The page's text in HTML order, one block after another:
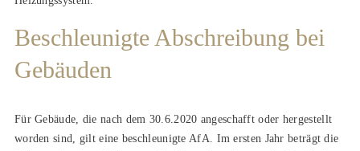
Beschleunigte Abschreibung bei
Gebäuden
Für Gebäude, die nach dem 30.6.2020 angeschafft oder hergestellt
worden sind, gilt eine beschleunigte AfA. Im ersten Jahr beträgt die